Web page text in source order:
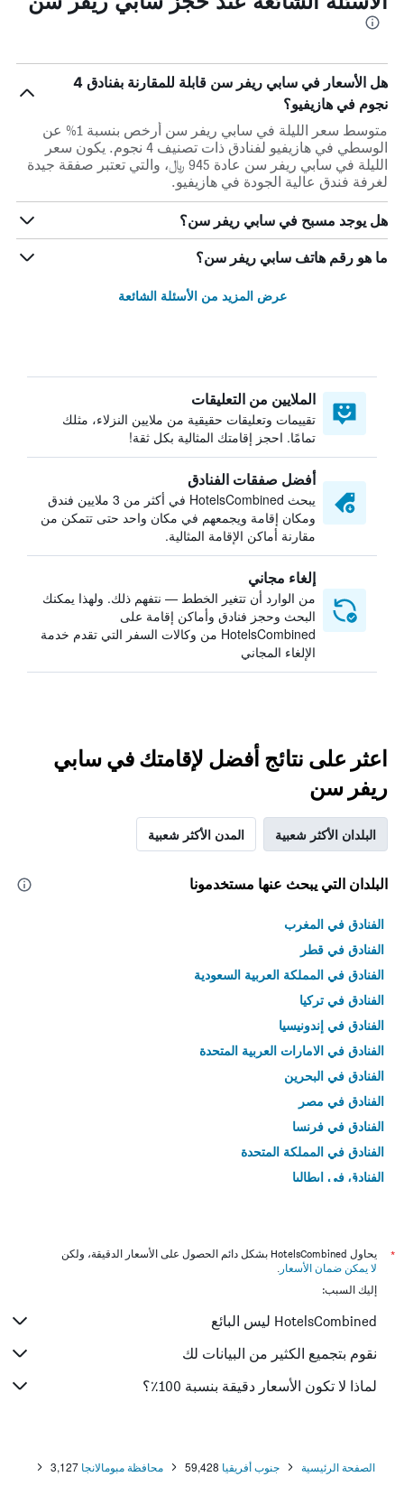
هل الأسعار في سابي ريفر سن قابلة للمقارنة بفنادق 4
نجوم في هازيفيو؟
متوسط سعر الليلة في سابي ريفر سن أرخص بنسبة 1% عن
الوسطي في هازيفيو لفنادق ذات تصنيف 4 نجوم. يكون سعر
الليلة في سابي ريفر سن عادة 945 ﷼، والتي تعتبر صفقة جيدة
لغرفة فندق عالية الجودة في هازيفيو.
هل يوجد مسبح في سابي ريفر سن؟
ما هو رقم هاتف سابي ريفر سن؟
عرض المزيد من الأسئلة الشائعة
الملايين من التعليقات
تقييمات وتعليقات حقيقية من ملايين النزلاء، مثلك
تمامًا. احجز إقامتك المثالية بكل ثقة!
أفضل صفقات الفنادق
يبحث HotelsCombined في أكثر من 3 ملايين فندق
ومكان إقامة ويجمعهم في مكان واحد حتى تتمكن من
مقارنة أماكن الإقامة المثالية.
إلغاء مجاني
من الوارد أن تتغير الخطط — نتفهم ذلك. ولهذا يمكنك
البحث وحجز فنادق وأماكن إقامة على
HotelsCombined من وكالات السفر التي تقدم خدمة
الإلغاء المجاني
اعثر على نتائج أفضل لإقامتك في سابي
ريفر سن
البلدان الأكثر شعبية المدن الأكثر شعبية
البلدان التي يبحث عنها مستخدمونا
الفنادق في المغرب
الفنادق في قطر
الفنادق في المملكة العربية السعودية
الفنادق في تركيا
الفنادق في إندونيسيا
الفنادق في الامارات العربية المتحدة
الفنادق في البحرين
الفنادق في مصر
الفنادق في فرنسا
الفنادق في المملكة المتحدة
الفنادق في إيطاليا
*
يحاول HotelsCombined بشكل دائم الحصول على الأسعار الدقيقة، ولكن
لا يمكن ضمان الأسعار .
إليك السبب:
HotelsCombined ليس البائع
نقوم بتجميع الكثير من البيانات لك
لماذا لا تكون الأسعار دقيقة بنسبة 100٪؟
الصفحة الرئيسية جنوب أفريقيا 59,428 محافظة مبومالانجا 3,127